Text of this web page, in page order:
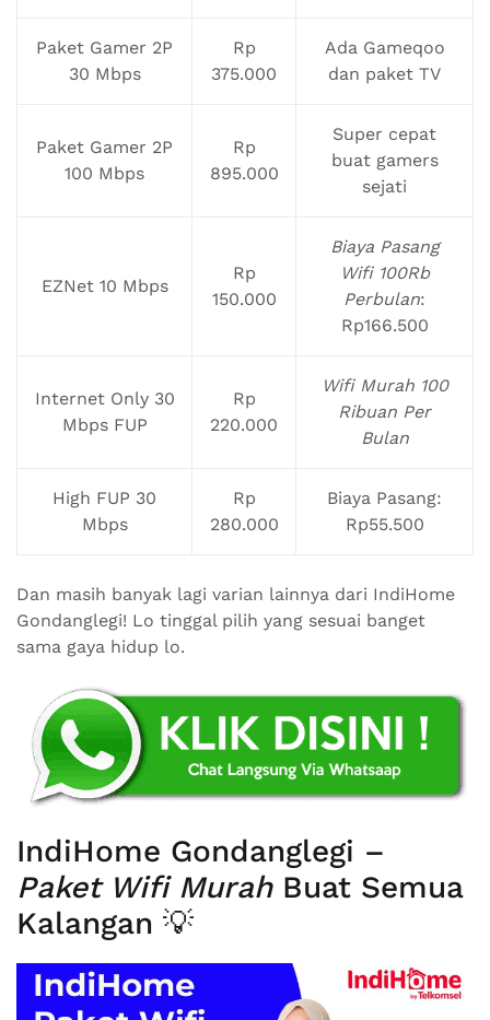
Paket Gamer 2P
30 Mbps
Rp
375.000
Ada Gameqoo
dan paket TV
Paket Gamer 2P
100 Mbps
Rp
895.000
Super cepat
buat gamers
sejati
EZNet 10 Mbps
Rp
150.000
Biaya Pasang
Wifi 100Rb
Perbulan:
Rp166.500
Internet Only 30
Mbps FUP
Rp
220.000
Wifi Murah 100
Ribuan Per
Bulan
High FUP 30
Mbps
Rp
280.000
Biaya Pasang:
Rp55.500
Dan masih banyak lagi varian lainnya dari IndiHome
Gondanglegi! Lo tinggal pilih yang sesuai banget
sama gaya hidup lo.
IndiHome Gondanglegi –
Paket Wifi MurahBuat Semua
Kalangan 💡